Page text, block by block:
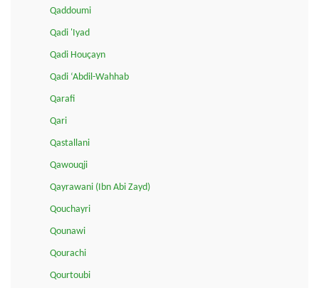
Qaddoumi
Qadi 'Iyad
Qadi Houçayn
Qadi ‘Abdil-Wahhab
Qarafi
Qari
Qastallani
Qawouqji
Qayrawani (Ibn Abi Zayd)
Qouchayri
Qounawi
Qourachi
Qourtoubi